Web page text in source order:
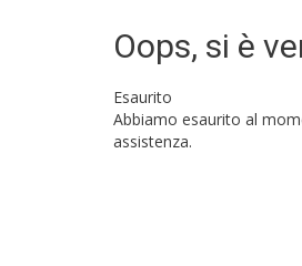
Oops, si è
Esaurito
Abbiamo esaurito al
assistenza.